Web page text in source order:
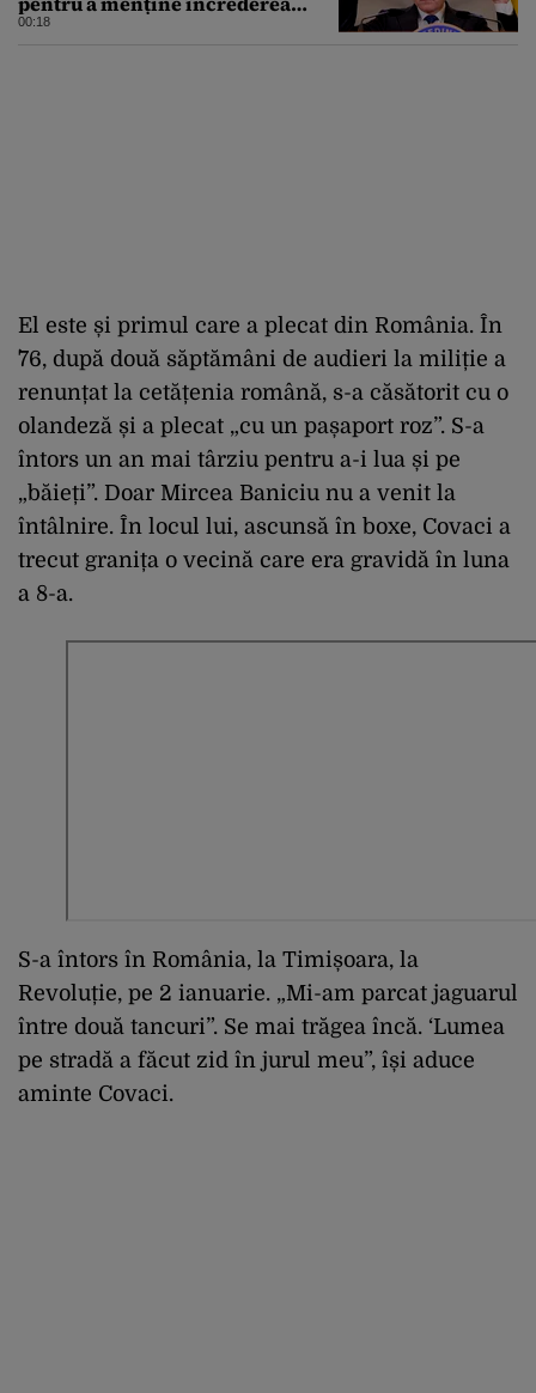
investitorilor: „Totuși,
00:18
El este și primul care a plecat din România. În
`76, după două săptămâni de audieri la miliție a
renunțat la cetățenia română, s-a căsătorit cu o
olandeză și a plecat „cu un pașaport roz”. S-a
întors un an mai târziu pentru a-i lua și pe
„băieți”. Doar Mircea Baniciu nu a venit la
întâlnire. În locul lui, ascunsă în boxe, Covaci a
trecut granița o vecină care era gravidă în luna
a 8-a.
S-a întors în România, la Timișoara, la
Revoluție, pe 2 ianuarie. „Mi-am parcat jaguarul
între două tancuri”. Se mai trăgea încă. ‘Lumea
pe stradă a făcut zid în jurul meu”, își aduce
aminte Covaci.